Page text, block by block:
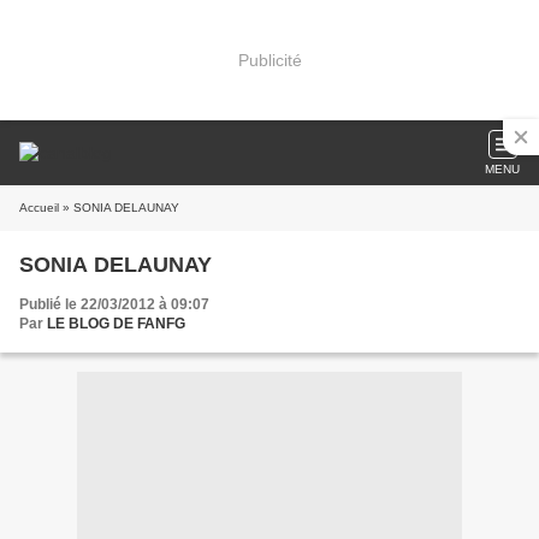
Publicité
MENU
Accueil » SONIA DELAUNAY
SONIA DELAUNAY
Publié le 22/03/2012 à 09:07
Par LE BLOG DE FANFG